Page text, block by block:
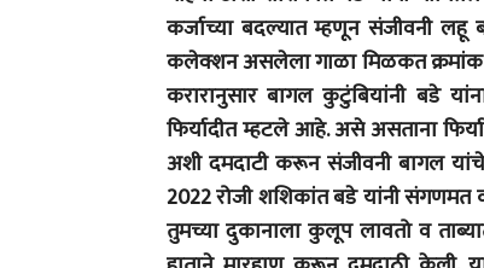
कर्जाच्या बदल्यात म्हणून संजीवनी लहू
कलेक्शन असलेला गाळा मिळकत क्रमांक
करारानुसार बागल कुटुंबियांनी बडे
फिर्यादीत म्हटले आहे. असे असताना
अशी दमदाटी करून संजीवनी बागल
2022 रोजी शशिकांत बडे यांनी संगणमत
तुमच्या दुकानाला कुलूप लावतो व